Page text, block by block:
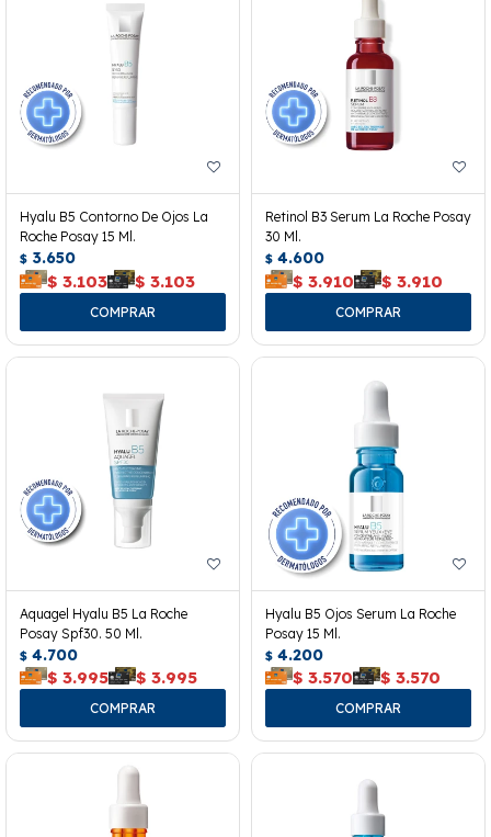
Hyalu B5 Contorno De Ojos La
Roche Posay 15 Ml.
$ 3.650
$ 3.103 $ 3.103
Retinol B3 Serum La Roche Posay
30 Ml.
$ 4.600
$ 3.910 $ 3.910
Aquagel Hyalu B5 La Roche
Posay Spf30. 50 Ml.
$ 4.700
$ 3.995 $ 3.995
Hyalu B5 Ojos Serum La Roche
Posay 15 Ml.
$ 4.200
$ 3.570 $ 3.570